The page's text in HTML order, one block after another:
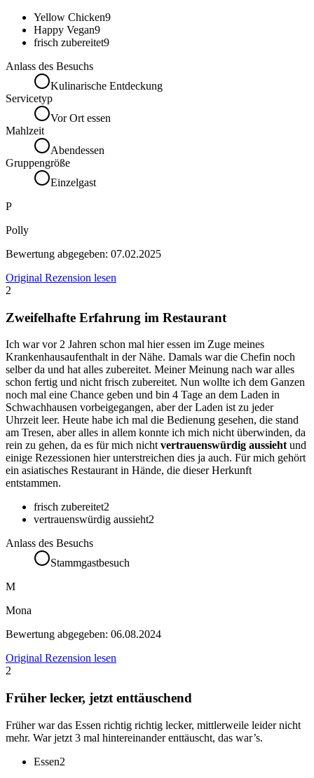
Yellow Chicken9
Happy Vegan9
frisch zubereitet9
Anlass des Besuchs
Kulinarische Entdeckung
Servicetyp
Vor Ort essen
Mahlzeit
Abendessen
Gruppengröße
Einzelgast
P
Polly
Bewertung abgegeben: 07.02.2025
Original Rezension lesen
2
Zweifelhafte Erfahrung im Restaurant
Ich war vor 2 Jahren schon mal hier essen im Zuge meines
Krankenhausaufenthalt in der Nähe. Damals war die Chefin noch
selber da und hat alles zubereitet. Meiner Meinung nach war alles
schon fertig und nicht frisch zubereitet. Nun wollte ich dem Ganzen
noch mal eine Chance geben und bin 4 Tage an dem Laden in
Schwachhausen vorbeigegangen, aber der Laden ist zu jeder
Uhrzeit leer. Heute habe ich mal die Bedienung gesehen, die stand
am Tresen, aber alles in allem konnte ich mich nicht überwinden, da
rein zu gehen, da es für mich nicht vertrauenswürdig aussieht und
einige Rezessionen hier unterstreichen dies ja auch. Für mich gehört
ein asiatisches Restaurant in Hände, die dieser Herkunft
entstammen.
frisch zubereitet2
vertrauenswürdig aussieht2
Anlass des Besuchs
Stammgastbesuch
M
Mona
Bewertung abgegeben: 06.08.2024
Original Rezension lesen
2
Früher lecker, jetzt enttäuschend
Früher war das Essen richtig richtig lecker, mittlerweile leider nicht
mehr. War jetzt 3 mal hintereinander enttäuscht, das war’s.
Essen2